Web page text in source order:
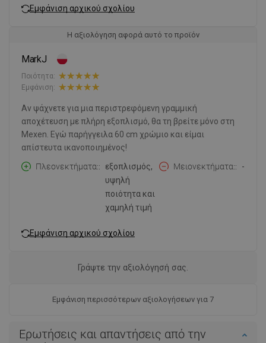
Εμφάνιση αρχικού σχολίου
Η αξιολόγηση αφορά αυτό το προϊόν
MarkJ
Ποιότητα:
Εμφάνιση:
Αν ψάχνετε για μια περιστρεφόμενη γραμμική
αποχέτευση με πλήρη εξοπλισμό, θα τη βρείτε μόνο στη
Mexen. Εγώ παρήγγειλα 60 cm χρώμιο και είμαι
απίστευτα ικανοποιημένος!
Πλεονεκτήματα:
εξοπλισμός,
υψηλή
ποιότητα και
χαμηλή τιμή
Μειονεκτήματα: -
Εμφάνιση αρχικού σχολίου
Εμφάνιση περισσότερων αξιολογήσεων για 7
Γράψτε την αξιολόγησή σας.
Ερωτήσεις και απαντήσεις από την